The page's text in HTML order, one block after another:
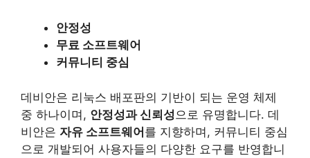
안정성
무료 소프트웨어
커뮤니티 중심
데비안은 리눅스 배포판의 기반이 되는 운영 체제
중 하나이며, 안정성과 신뢰성 으로 유명합니다. 데
비안은 자유 소프트웨어를 지향하며, 커뮤니티 중심
으로 개발되어 사용자들의 다양한 요구를 반영합니